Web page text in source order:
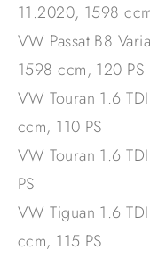
11.2020, 1598
VW Passat B8
1598 ccm, 120 PS
VW Touran 1.6
ccm, 110 PS
VW Touran 1.6
PS
VW Tiguan 1.6
ccm, 115 PS